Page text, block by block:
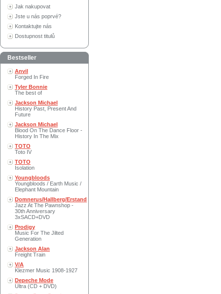
Jak nakupovat
Jste u nás poprvé?
Kontaktujte nás
Dostupnost titulů
Bestseller
Anvil
Forged In Fire
Tyler Bonnie
The best of
Jackson Michael
History Past, Present And
Future
Jackson Michael
Blood On The Dance Floor -
History In The Mix
TOTO
Toto IV
TOTO
Isolation
Youngbloods
Youngbloods / Earth Music /
Elephant Mountain
Domnerus/Hallberg/Erstand
Jazz At The Pawnshop -
30th Anniversary
3xSACD+DVD
Prodigy
Music For The Jilted
Generation
Jackson Alan
Freight Train
V/A
Klezmer Music 1908-1927
Depeche Mode
Ultra (CD + DVD)